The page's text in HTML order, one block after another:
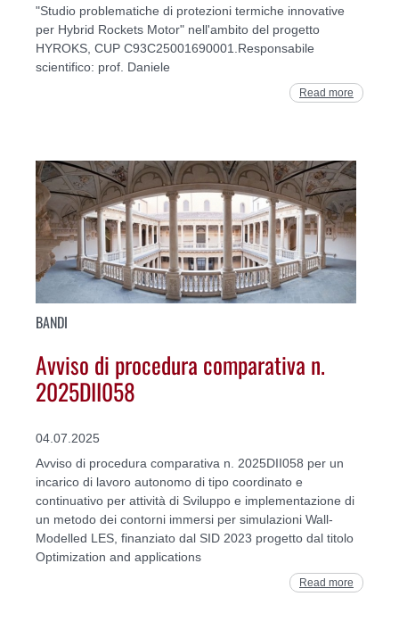
"Studio problematiche di protezioni termiche innovative
per Hybrid Rockets Motor" nell'ambito del progetto
HYROKS, CUP C93C25001690001.Responsabile
scientifico: prof. Daniele
Read more
BANDI
Avviso di procedura comparativa n.
2025DII058
04.07.2025
Avviso di procedura comparativa n. 2025DII058 per un
incarico di lavoro autonomo di tipo coordinato e
continuativo per attività di Sviluppo e implementazione di
un metodo dei contorni immersi per simulazioni Wall-
Modelled LES, finanziato dal SID 2023 progetto dal titolo
Optimization and applications
Read more